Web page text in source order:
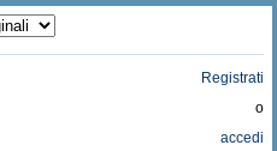
Registrati
o
accedi